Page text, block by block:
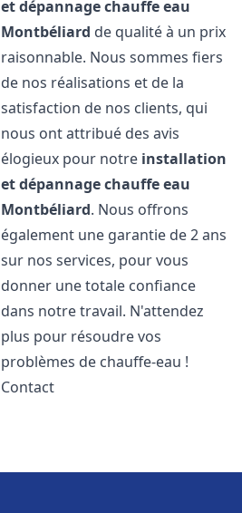
et dépannage chauffe eau
Montbéliard de qualité à un prix
raisonnable. Nous sommes fiers
de nos réalisations et de la
satisfaction de nos clients, qui
nous ont attribué des avis
élogieux pour notre installation
et dépannage chauffe eau
Montbéliard. Nous offrons
également une garantie de 2 ans
sur nos services, pour vous
donner une totale confiance
dans notre travail. N'attendez
plus pour résoudre vos
problèmes de chauffe-eau !
Contact